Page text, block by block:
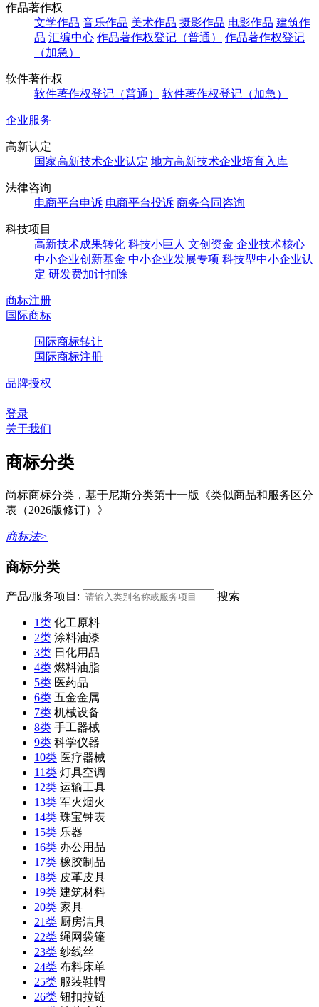
作品著作权
文学作品 音乐作品 美术作品 摄影作品 电影作品 建筑作
品 汇编中心 作品著作权登记（普通）
作品著作权登记
（加急）
软件著作权
软件著作权登记（普通）
软件著作权登记（加急）
企业服务
高新认定
国家高新技术企业认定 地方高新技术企业培育入库
法律咨询
电商平台申诉 电商平台投诉 商务合同咨询
科技项目
高新技术成果转化 科技小巨人 文创资金 企业技术核心
中小企业创新基金 中小企业发展专项 科技型中小企业认
定 研发费加计扣除
商标注册
国际商标
国际商标转让
国际商标注册
品牌授权
登录
关于我们
商标分类
尚标商标分类，基于尼斯分类第十一版《类似商品和服务区分
表（2026版修订）》
商标法>
商标分类
产品/服务项目: 搜索
1类 化工原料
2类 涂料油漆
3类 日化用品
4类 燃料油脂
5类 医药品
6类 五金金属
7类 机械设备
8类 手工器械
9类 科学仪器
10类 医疗器械
11类 灯具空调
12类 运输工具
13类 军火烟火
14类 珠宝钟表
15类 乐器
16类 办公用品
17类 橡胶制品
18类 皮革皮具
19类 建筑材料
20类 家具
21类 厨房洁具
22类 绳网袋篷
23类 纱线丝
24类 布料床单
25类 服装鞋帽
26类 钮扣拉链